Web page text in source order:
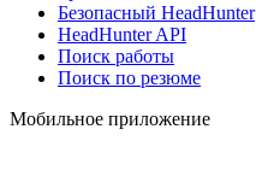
Безопасный HeadHunter
HeadHunter API
Поиск работы
Поиск по резюме
Мобильное приложение